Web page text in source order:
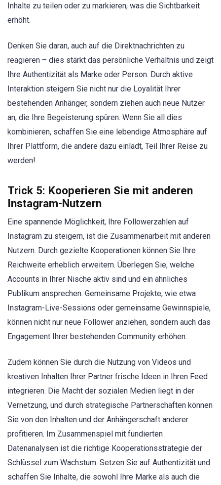
Inhalte zu teilen oder zu markieren, was die Sichtbarkeit
erhöht.
Denken Sie daran, auch auf die Direktnachrichten zu
reagieren – dies stärkt das persönliche Verhältnis und zeigt
Ihre Authentizität als Marke oder Person. Durch aktive
Interaktion steigern Sie nicht nur die Loyalität Ihrer
bestehenden Anhänger, sondern ziehen auch neue Nutzer
an, die Ihre Begeisterung spüren. Wenn Sie all dies
kombinieren, schaffen Sie eine lebendige Atmosphäre auf
Ihrer Plattform, die andere dazu einlädt, Teil Ihrer Reise zu
werden!
Trick 5: Kooperieren Sie mit anderen
Instagram-Nutzern
Eine spannende Möglichkeit, Ihre Followerzahlen auf
Instagram zu steigern, ist die Zusammenarbeit mit anderen
Nutzern. Durch gezielte Kooperationen können Sie Ihre
Reichweite erheblich erweitern. Überlegen Sie, welche
Accounts in Ihrer Nische aktiv sind und ein ähnliches
Publikum ansprechen. Gemeinsame Projekte, wie etwa
Instagram-Live-Sessions oder gemeinsame Gewinnspiele,
können nicht nur neue Follower anziehen, sondern auch das
Engagement Ihrer bestehenden Community erhöhen.
Zudem können Sie durch die Nutzung von Videos und
kreativen Inhalten Ihrer Partner frische Ideen in Ihren Feed
integrieren. Die Macht der sozialen Medien liegt in der
Vernetzung, und durch strategische Partnerschaften können
Sie von den Inhalten und der Anhängerschaft anderer
profitieren. Im Zusammenspiel mit fundierten
Datenanalysen ist die richtige Kooperationsstrategie der
Schlüssel zum Wachstum. Setzen Sie auf Authentizität und
schaffen Sie Inhalte, die sowohl Ihre Marke als auch die